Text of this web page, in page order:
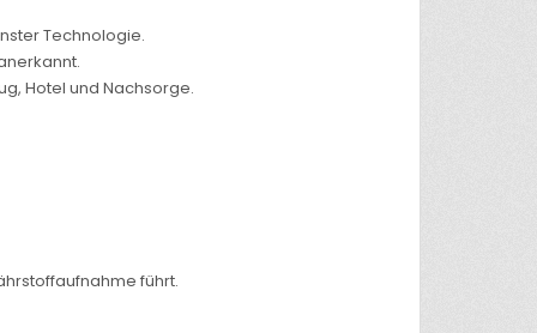
Technologie.
Hotel und Nachsorge.
führt.